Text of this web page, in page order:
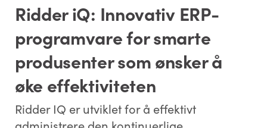
Ridder iQ: Innovativ ERP-
programvare for smarte
produsenter som ønsker å
øke effektiviteten
Ridder IQ er utviklet for å effektivt